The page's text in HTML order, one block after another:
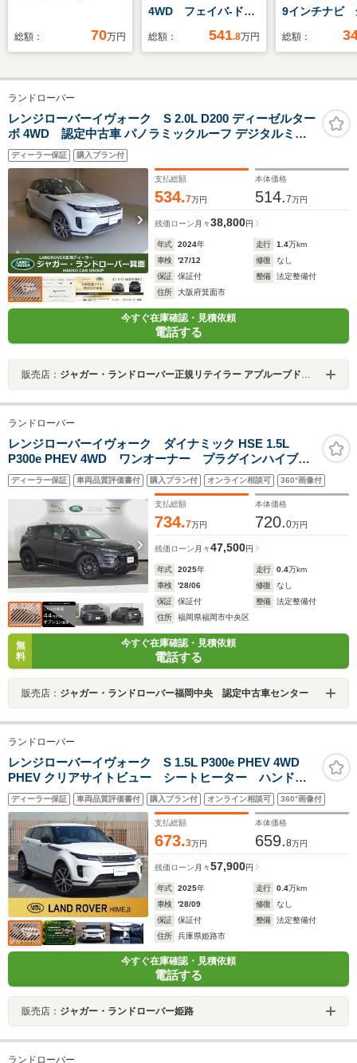
総額： 70万円
4WD フェイバ-ドト
リム 19インチアロ
ート ハーマンカード
席シートヒーター ハ
ンドルヒーター ワン
車 2年保証
総額： 541.8万円
9インチナビ
カメラ ド
ル シートヒ
端子 LEDヘ
ト 衝突被害
総額：
ランドローバー
レンジローバーイヴォーク S 2.0L D200 ディーゼルター
ボ 4WD 認定中古車 パノラミックルーフ デジタルミラ
ー シートヒータ(F/R) ハンドルヒータ コントラストルー
フ ACC/BSM/RTM/ ワイヤレス充電 3Dサラウンドカメラ
AppleCarPlay&Android Auto 純正ドラレコ 19AW
ディーラー保証 購入プラン付
支払総額
534.7万円
本体価格
514.7万円
残価ローン 月々38,800円
年式 2024年 走行 1.4万km
車検
'27/12 修復
なし
保証
保証付 整備
法定整備付
住所
大阪府箕面市
今すぐ在庫確認・見積依頼
電話する
販売店： ジャガー・ランドローバー正規リテイラー アプルーブドセンター箕面
ランドローバー
レンジローバーイヴォーク ダイナミック HSE 1.5L
P300e PHEV 4WD ワンオーナー プラグインハイブリ
ッド 固定式パノラミックルーフ 20インチグロスブラ
ックホイル ステアリングヒーター フロントシートヒ
ーター&クーラー リアシートヒーター ヒーター付きフ
ロントガラス
ディーラー保証 車両品質評価書付 購入プラン付 オンライン相談可 360°画像付
支払総額
734.7万円
本体価格
720.0万円
残価ローン 月々47,500円
年式 2025年 走行 0.4万km
車検
'28/06 修復
なし
保証
保証付 整備
法定整備付
住所
福岡県福岡市中央区
無
料
今すぐ在庫確認・見積依頼
電話する
販売店： ジャガー・ランドローバー福岡中央 認定中古車センター
ランドローバー
レンジローバーイヴォーク S 1.5L P300e PHEV 4WD
PHEV クリアサイトビュー シートヒーター ハンドル
ヒーター フル液晶メーター デモアップ車両 ワイヤ
レスカープレイ接続 360度カメラ オートハイビームア
シスト 大型モニター 認定中古車保証2年付き
ディーラー保証 車両品質評価書付 購入プラン付 オンライン相談可 360°画像付
支払総額
673.3万円
本体価格
659.8万円
残価ローン 月々57,900円
年式 2025年 走行 0.4万km
車検
'28/09 修復
なし
保証
保証付 整備
法定整備付
住所
兵庫県姫路市
今すぐ在庫確認・見積依頼
電話する
販売店： ジャガー・ランドローバー姫路
ランドローバー